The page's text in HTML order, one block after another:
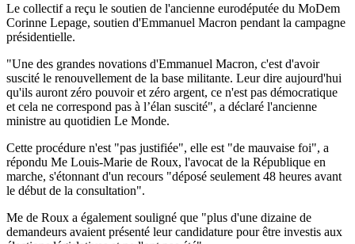
Le collectif a reçu le soutien de l'ancienne eurodéputée du MoDem
Corinne Lepage, soutien d'Emmanuel Macron pendant la campagne
présidentielle.
"Une des grandes novations d'Emmanuel Macron, c'est d'avoir
suscité le renouvellement de la base militante. Leur dire aujourd'hui
qu'ils auront zéro pouvoir et zéro argent, ce n'est pas démocratique
et cela ne correspond pas à l’élan suscité", a déclaré l'ancienne
ministre au quotidien Le Monde.
Cette procédure n'est "pas justifiée", elle est "de mauvaise foi", a
répondu Me Louis-Marie de Roux, l'avocat de la République en
marche, s'étonnant d'un recours "déposé seulement 48 heures avant
le début de la consultation".
Me de Roux a également souligné que "plus d'une dizaine de
demandeurs avaient présenté leur candidature pour être investis aux